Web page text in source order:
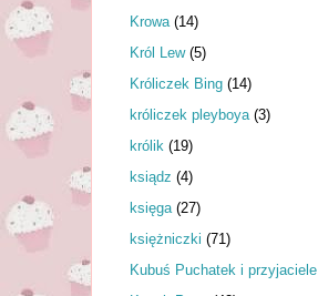
Krowa (14)
Król Lew (5)
Króliczek Bing (14)
króliczek pleyboya (3)
królik (19)
ksiądz (4)
księga (27)
księżniczki (71)
Kubuś Puchatek i przyjaciele